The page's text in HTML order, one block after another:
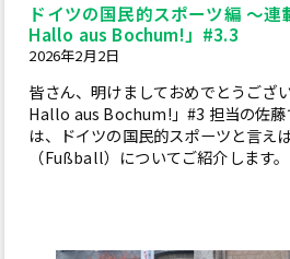
ドイツの国民的スポーツ編 ～連
Hallo aus Bochum!」#3.3
2026年2月2日
皆さん、明けましておめでとうござ
Hallo aus Bochum!」#3 担当の佐藤
は、ドイツの国民的スポーツと言え
（Fußball）についてご紹介します